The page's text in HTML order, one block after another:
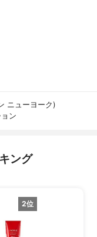
ニューヨーク)
ン
ング
2位